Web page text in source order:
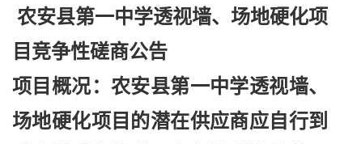
农安县第一中学透视墙、场地硬化项
目竞争性磋商公告
项目概况：农安县第一中学透视墙、
场地硬化项目的潜在供应商应自行到